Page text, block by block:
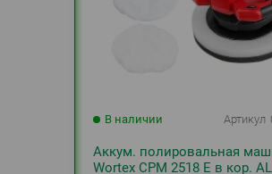
В наличии Артикул
Аккум. полировальная
Wortex CPM 2518 E в кор.